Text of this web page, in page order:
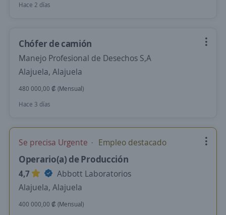
Hace 2 días
Chófer de camión
Manejo Profesional de Desechos S,A
Alajuela, Alajuela
480 000,00 ₡ (Mensual)
Hace 3 días
Se precisa Urgente Empleo destacado
Operario(a) de Producción
4,7
Abbott Laboratorios
Alajuela, Alajuela
400 000,00 ₡ (Mensual)